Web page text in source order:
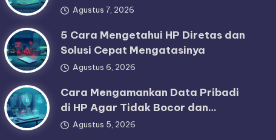
Agustus 7, 2026
5 Cara Mengetahui HP Diretas dan
Solusi Cepat Mengatasinya
Agustus 6, 2026
Cara Mengamankan Data Pribadi
di HP Agar Tidak Bocor dan…
Agustus 5, 2026